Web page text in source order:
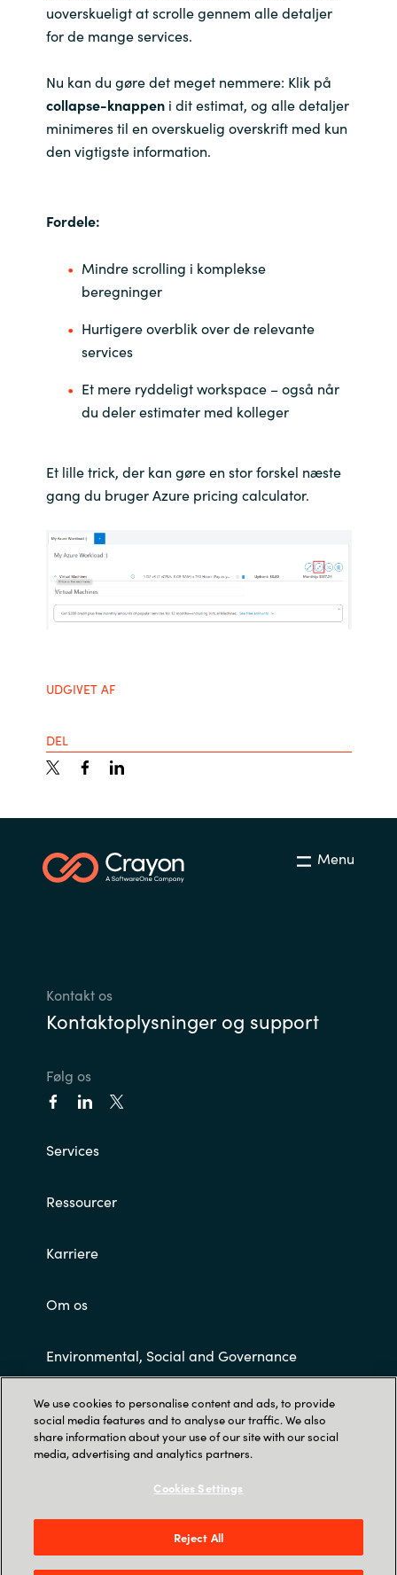
India
Kingdom of Saudi Arabia
Kuwait
Middle East
Netherlands
Norway
Oman
Spain
uoverskueligt at scrolle gennem alle detaljer
for de mange services.
Nu kan du gøre det meget nemmere: Klik på
collapse-knappeni dit estimat, og alle detaljer
minimeres til en overskuelig overskrift med kun
den vigtigste information.
Fordele:
Mindre scrolling i komplekse
beregninger
Hurtigere overblik over de relevante
services
Et mere ryddeligt workspace – også når
du deler estimater med kolleger
Et lille trick, der kan gøre en stor forskel næste
gang du bruger Azure pricing calculator.
UDGIVET AF
DEL
Menu
Kontakt os
Kontaktoplysninger og support
Følg os
Services
Ressourcer
Karriere
Om os
Environmental, Social and Governance
Customer Terms and Conditions
Trust Center
We use cookies to personalise content and ads, to provide
social media features and to analyse our traffic. We also
share information about your use of our site with our social
media, advertising and analytics partners.
Cookies Settings
Reject All